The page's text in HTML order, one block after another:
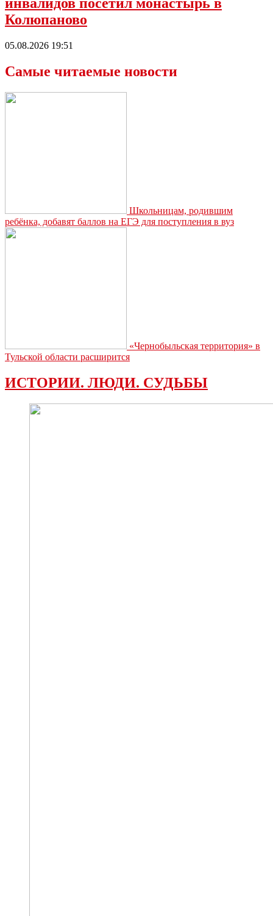
Колюпаново
05.08.2026 19:51
Самые читаемые новости
Школьницам, родившим
ребёнка, добавят баллов на ЕГЭ для поступления в вуз
«Чернобыльская территория» в
Тульской области расширится
ИСТОРИИ. ЛЮДИ. СУДЬБЫ